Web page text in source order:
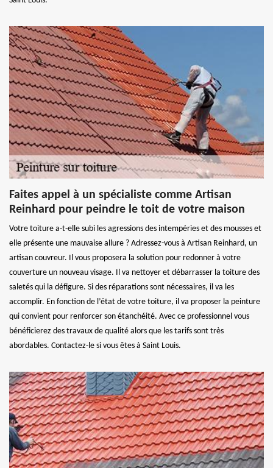
Faites appel à un spécialiste comme Artisan
Reinhard pour peindre le toit de votre maison
Votre toiture a-t-elle subi les agressions des intempéries et des mousses et
elle présente une mauvaise allure ? Adressez-vous à Artisan Reinhard, un
artisan couvreur. Il vous proposera la solution pour redonner à votre
couverture un nouveau visage. Il va nettoyer et débarrasser la toiture des
saletés qui la défigure. Si des réparations sont nécessaires, il va les
accomplir. En fonction de l’état de votre toiture, il va proposer la peinture
qui convient pour renforcer son étanchéité. Avec ce professionnel vous
bénéficierez des travaux de qualité alors que les tarifs sont très
abordables. Contactez-le si vous êtes à Saint Louis.